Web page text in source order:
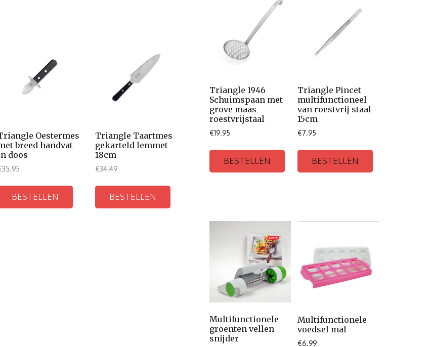
Oestermes
breed handvat
doos
35.95
BESTELLEN
Triangle Taartmes
gekarteld lemmet
18cm
€34.49
BESTELLEN
Triangle 1946
Schuimspaan met
grove maas
roestvrijstaal
€19.95
BESTELLEN
Triangle Pincet
multifunctioneel
van roestvrij staal
15cm
€7.95
BESTELLEN
Multifunctionele
groenten vellen
snijder
Multifunctionele
voedsel mal
€6.99